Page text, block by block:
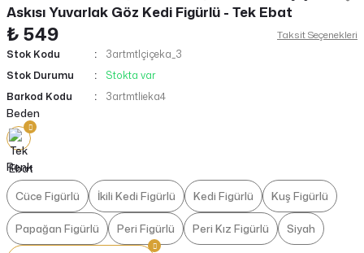
Askısı Yuvarlak Göz Kedi Figürlü - Tek Ebat
₺ 549
Taksit Seçenekleri
Stok Kodu
3artmtlçiçeka_3
Stok Durumu
Stokta var
Barkod Kodu
3artmtlieka4
Beden
Renk
Cüce Figürlü
İkili Kedi Figürlü Kedi Figürlü Kuş Figürlü
Papağan Figürlü Peri Figürlü Peri Kız Figürlü Siyah